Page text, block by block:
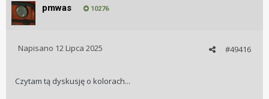
pmwas 10276
#49416
Napisano 12 Lipca 2025
Czytam tą dyskusję o kolorach...